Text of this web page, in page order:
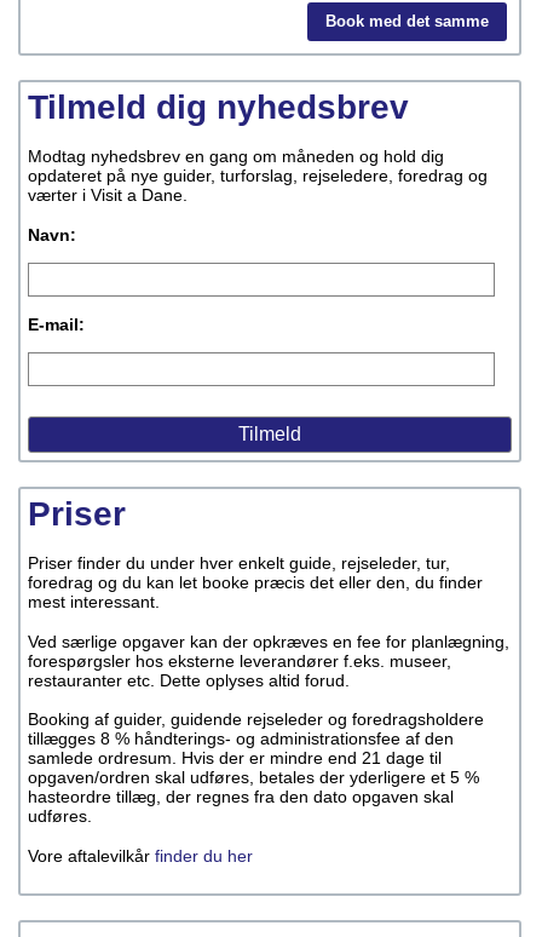
Book med det samme
Tilmeld dig nyhedsbrev
Modtag nyhedsbrev en gang om måneden og hold dig
opdateret på nye guider, turforslag, rejseledere, foredrag og
værter i Visit a Dane.
Navn:
E-mail:
Priser
Priser finder du under hver enkelt guide, rejseleder, tur,
foredrag og du kan let booke præcis det eller den, du finder
mest interessant.
Ved særlige opgaver kan der opkræves en fee for planlægning,
forespørgsler hos eksterne leverandører f.eks. museer,
restauranter etc. Dette oplyses altid forud.
Booking af guider, guidende rejseleder og foredragsholdere
tillægges 8 % håndterings- og administrationsfee af den
samlede ordresum. Hvis der er mindre end 21 dage til
opgaven/ordren skal udføres, betales der yderligere et 5 %
hasteordre tillæg, der regnes fra den dato opgaven skal
udføres.
Vore aftalevilkår finder du her